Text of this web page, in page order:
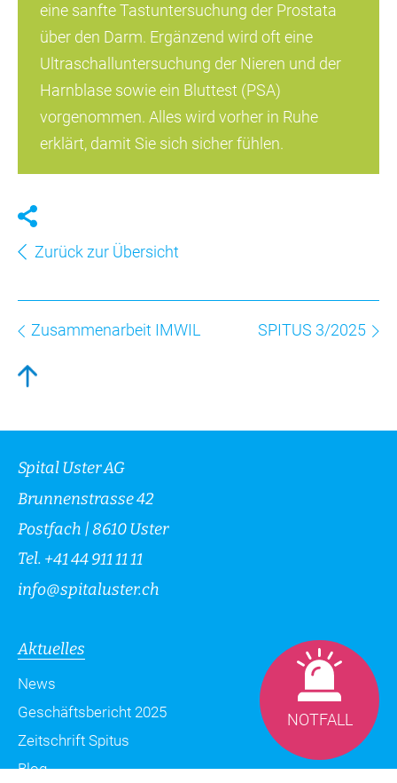
eine sanfte Tastuntersuchung der Prostata
über den Darm. Ergänzend wird oft eine
Ultraschalluntersuchung der Nieren und der
Harnblase sowie ein Bluttest (PSA)
vorgenommen. Alles wird vorher in Ruhe
erklärt, damit Sie sich sicher fühlen.
Zurück zur Übersicht
Zusammenarbeit IMWIL SPITUS 3/2025
NOTFALL
Spital Uster AG
Brunnenstrasse 42
Postfach | 8610 Uster
Tel. +41 44 911 11 11
info@spitaluster.ch
Aktuelles
News
Geschäftsbericht 2025
Zeitschrift Spitus
Blog